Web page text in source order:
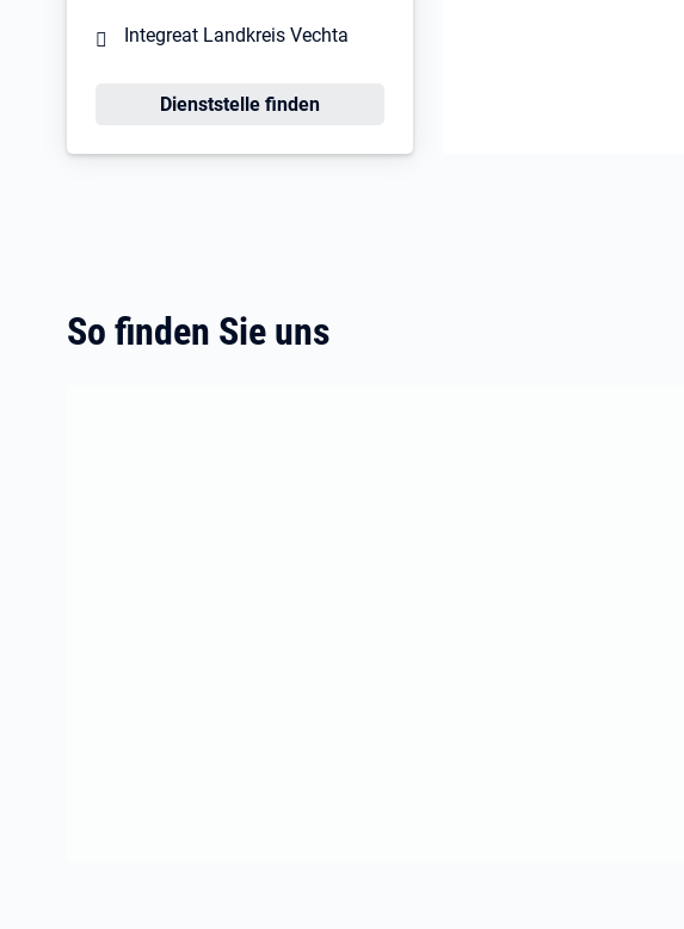
Integreat Landkreis Vechta
Öffnet in neuem Tab
Dienststelle finden
So finden Sie uns